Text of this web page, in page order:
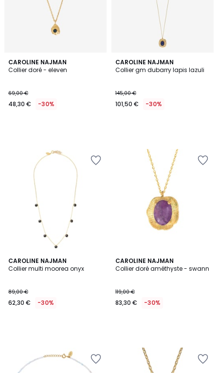
CAROLINE NAJMAN
Collier doré - eleven
69,00 €
48,30 € -30%
CAROLINE NAJMAN
Collier gm dubarry lapis lazuli
145,00 €
101,50 € -30%
CAROLINE NAJMAN
Collier multi moorea onyx
89,00 €
62,30 € -30%
CAROLINE NAJMAN
Collier doré améthyste - swann
119,00 €
83,30 € -30%